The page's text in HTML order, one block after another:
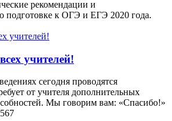
рекомендации и
подготовке к ОГЭ и ЕГЭ 2020 года.
учителей!
сегодня проводятся
от учителя дополнительных
Мы говорим вам: «Спасибо!»